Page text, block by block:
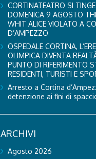
CORTINATEATRO SI
DOMENICA 9 AGOSTO
WHIT ALICE VIOLATO A
D’AMPEZZO
OSPEDALE CORTINA,
OLIMPICA DIVENTA
PUNTO DI RIFERIMENTO
RESIDENTI, TURISTI E
Arresto a Cortina
detenzione ai fini di
ARCHIVI
Agosto 2026